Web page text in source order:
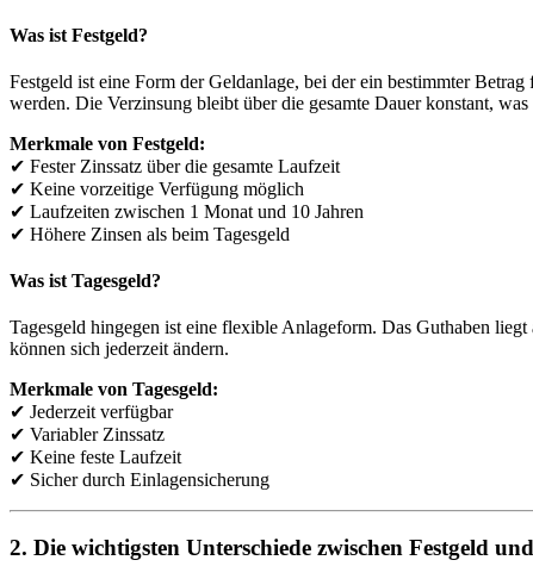
Was ist Festgeld?
Festgeld ist eine Form der Geldanlage, bei der ein bestimmter
werden. Die Verzinsung bleibt über die gesamte Dauer konstant, was
Merkmale von Festgeld:
✔ Fester Zinssatz über die gesamte Laufzeit
✔ Keine vorzeitige Verfügung möglich
✔ Laufzeiten zwischen 1 Monat und 10 Jahren
✔ Höhere Zinsen als beim Tagesgeld
Was ist Tagesgeld?
Tagesgeld hingegen ist eine flexible Anlageform. Das Guthaben
können sich jederzeit ändern.
Merkmale von Tagesgeld:
✔ Jederzeit verfügbar
✔ Variabler Zinssatz
✔ Keine feste Laufzeit
✔ Sicher durch Einlagensicherung
2. Die wichtigsten Unterschiede zwischen Festgeld